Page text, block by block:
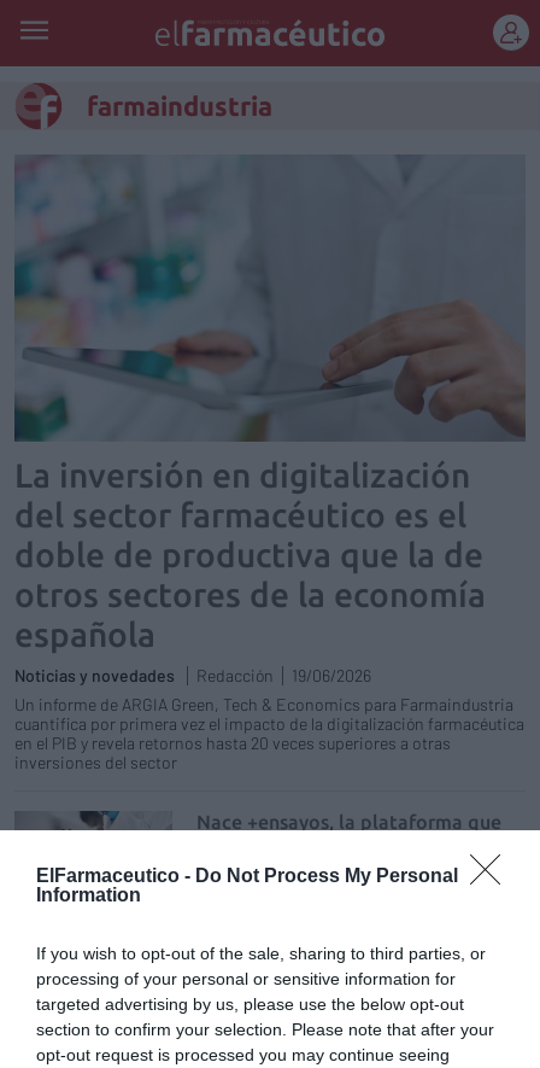
ElFarmaceutico - Do Not Process My Personal
Information
If you wish to opt-out of the sale, sharing to third parties, or
processing of your personal or sensitive information for
targeted advertising by us, please use the below opt-out
section to confirm your selection. Please note that after your
opt-out request is processed you may continue seeing
farmaindustria
La inversión en digitalización
del sector farmacéutico es el
doble de productiva que la de
otros sectores de la economía
española
Noticias y novedades Redacción
19/06/2026
Un informe de ARGIA Green, Tech & Economics para Farmaindustria
cuantifica por primera vez el impacto de la digitalización farmacéutica
en el PIB y revela retornos hasta 20 veces superiores a otras
inversiones del sector
Nace +ensayos, la plataforma que
clínicos y de quienes los hacen
25/05/2026
Farmaindustria y 18 compañías impulsan
esta iniciativa colaborativa para acercar la
investigación clínica a la sociedad y reforzar
el liderazgo de España en ensayos clínicos